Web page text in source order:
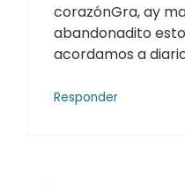
corazónGra, ay
abandonadito
acordamos a
Responder